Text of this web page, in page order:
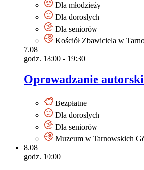
Dla młodzieży
Dla dorosłych
Dla seniorów
Kościół Zbawiciela w
7.08
godz. 18:00 - 19:30
Oprowadzanie
Bezpłatne
Dla dorosłych
Dla seniorów
Muzeum w Tarnowskich
8.08
godz. 10:00